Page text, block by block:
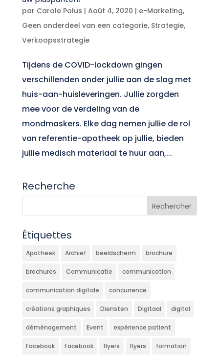
par Carole Polus | Août 4, 2020 | e-Marketing,
Geen onderdeel van een categorie, Strategie,
Verkoopsstrategie
Tijdens de COVID-lockdown gingen
verschillenden onder jullie aan de slag met
huis-aan-huisleveringen. Jullie zorgden
mee voor de verdeling van de
mondmaskers. Elke dag nemen jullie de rol
van referentie-apotheek op jullie, bieden
jullie medisch materiaal te huur aan,...
Recherche
Étiquettes
Apotheek Archief beeldscherm brochure
brochures Communicatie communication
communication digitale concurrence
créations graphiques Diensten Digitaal digital
déménagement Event expérience patient
Facebook Facebook flyers flyers formation